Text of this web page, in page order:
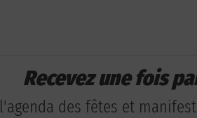
Recevez une fois
l'agenda des fêtes et